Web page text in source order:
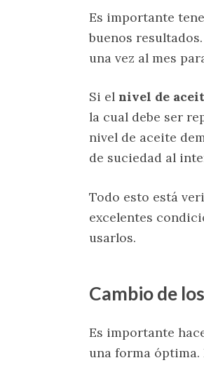
Es importante
buenos
una vez al mes
Si el nivel de
la cual debe ser
nivel de aceite
de suciedad al
Todo esto está
excelentes
usarlos.
Cambio de
Es importante
una forma